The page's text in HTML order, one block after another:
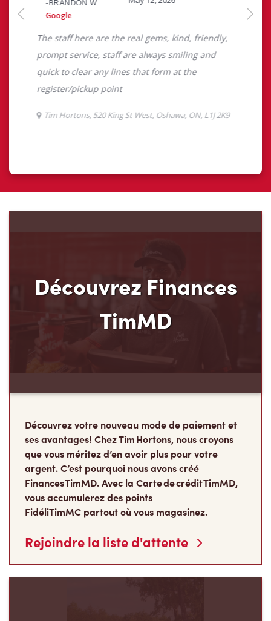
Découvrez Finances
TimMD
Découvrez votre nouveau mode de paiement et
ses avantages! Chez Tim Hortons, nous croyons
que vous méritez d’en avoir plus pour votre
argent. C’est pourquoi nous avons créé
Finances TimMD. Avec la Carte de crédit TimMD,
vous accumulerez des points
FidéliTimMC partout où vous magasinez.
Rejoindre la liste d'attente